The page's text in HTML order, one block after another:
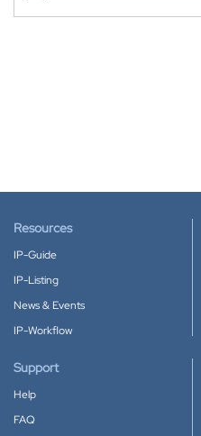
Resources
IP-Guide
IP-Listing
News & Events
IP-Workflow
Support
Help
FAQ